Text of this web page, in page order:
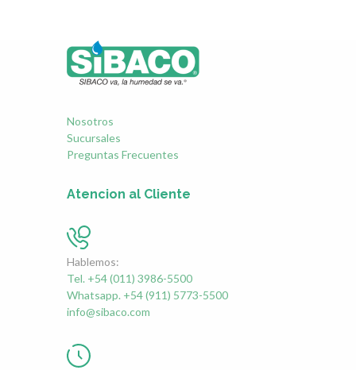
Nosotros
Sucursales
Preguntas Frecuentes
Atencion al Cliente
Hablemos:
Tel. +54 (011) 3986-5500
Whatsapp. +54 (911) 5773-5500
info@sibaco.com